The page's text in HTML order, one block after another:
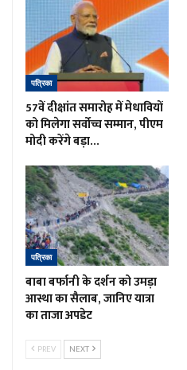
पत्रिका
57वें दीक्षांत समारोह में मेधावियों
को मिलेगा सर्वोच्च सम्मान, पीएम
मोदी करेंगे बड़ा…
पत्रिका
बाबा बर्फानी के दर्शन को उमड़ा
आस्था का सैलाब, जानिए यात्रा
का ताजा अपडेट
PREV NEXT